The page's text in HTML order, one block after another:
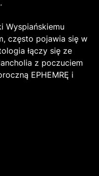
Wyspiańskiemu
często pojawia się w
łączy się ze
z poczuciem
EPHEMRĘ i